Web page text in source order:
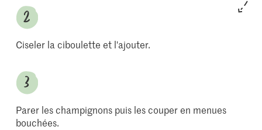
Ciseler la ciboulette et l'ajouter.
Parer les champignons puis les couper en menues
bouchées.